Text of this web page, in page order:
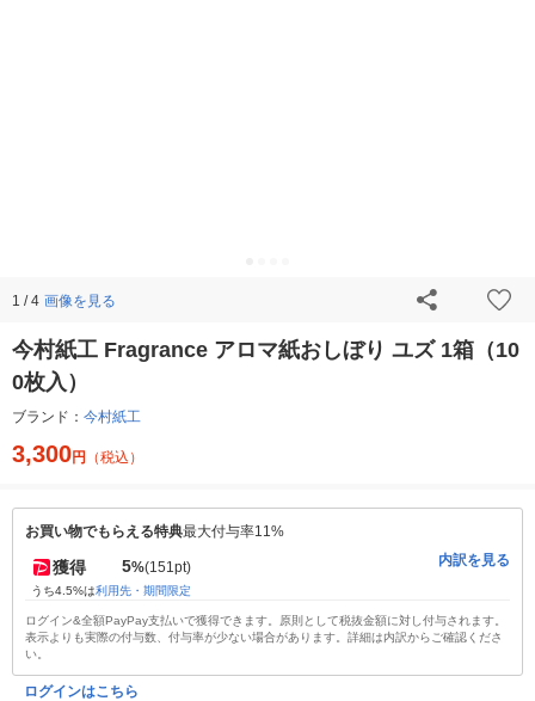
1 / 4 画像を見る
今村紙工 Fragrance アロマ紙おしぼり ユズ 1箱（10
0枚入）
ブランド： 今村紙工
3,300円 （税込）
お買い物でもらえる特典最大付与率11%
獲得 5%(151pt)
うち4.5%は利用先・期間限定
内訳を見る
ログイン&全額PayPay支払いで獲得できます。原則として税抜金額に対し付与されます。
表示よりも実際の付与数、付与率が少ない場合があります。詳細は内訳からご確認くださ
い。
ログインはこちら